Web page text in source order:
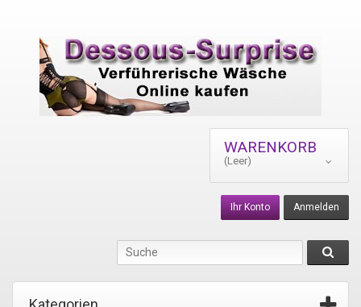
WARENKORB
(Leer)
Anmelden
Ihr Konto